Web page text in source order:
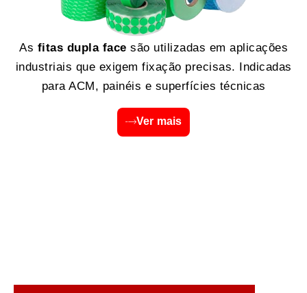
As fitas dupla face são utilizadas em aplicações
industriais que exigem fixação precisas. Indicadas
para ACM, painéis e superfícies técnicas
Ver mais